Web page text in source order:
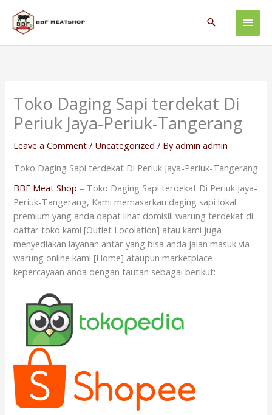
content
Main
Search
Toko Daging Sapi terdekat Di
Periuk Jaya-Periuk-Tangerang
Leave a Comment / Uncategorized / Byadmin admin
Toko Daging Sapi terdekat Di Periuk Jaya-Periuk-Tangerang
BBF Meat Shop – Toko Daging Sapi terdekat Di Periuk Jaya-
Periuk-Tangerang, Kami memasarkan daging sapi lokal
premium yang anda dapat lihat domisili warung terdekat di
daftar toko kami [Outlet Locolation] atau kami juga
menyediakan layanan antar yang bisa anda jalan masuk via
warung online kami [Home] ataupun marketplace
kepercayaan anda dengan tautan sebagai berikut: